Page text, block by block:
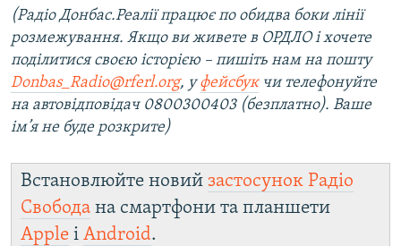
(Радіо Донбас.Реалії працює по обидва боки лінії
розмежування. Якщо ви живете в ОРДЛО і хочете
поділитися своєю історією – пишіть нам на пошту
Donbas_Radio@rferl.org, уфейсбукчи телефонуйте
на автовідповідач 0800300403 (безплатно). Ваше
ім’я не буде розкрите)
Встановлюйте новий застосунок Радіо
Свобода на смартфони та планшети
Apple і Android.